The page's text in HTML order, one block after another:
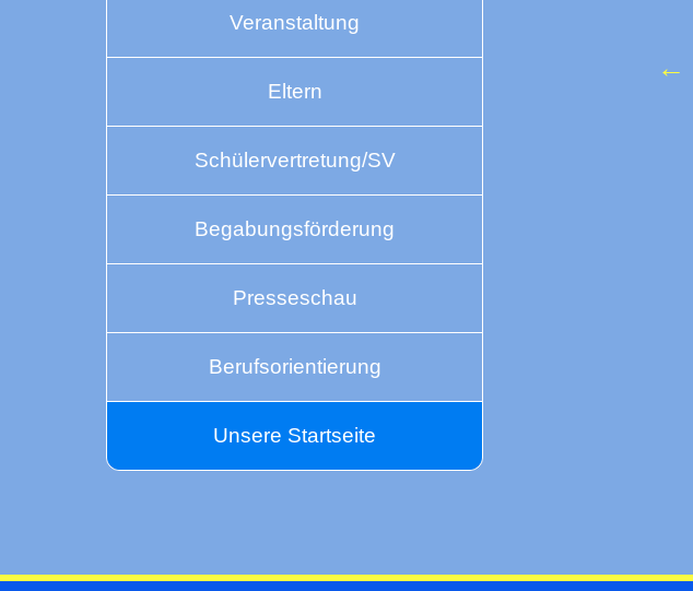
Veranstaltung
Eltern
Schülervertretung/SV
Begabungsförderung
Presseschau
Berufsorientierung
Unsere Startseite